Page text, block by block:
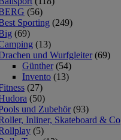
(56)
Sporting (249)
(69)
(13)
und Wurfgleiter (69)
Günther (54)
Invento (13)
(27)
(50)
und Zubehör (93)
Inliner, Skateboard & Co
(5)